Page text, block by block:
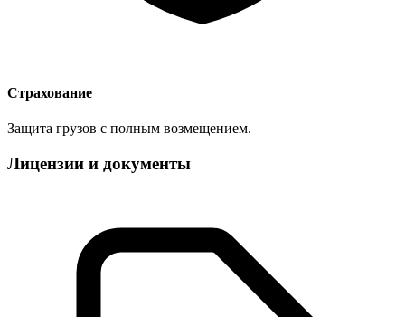
Страхование
Защита грузов с полным возмещением.
Лицензии и документы